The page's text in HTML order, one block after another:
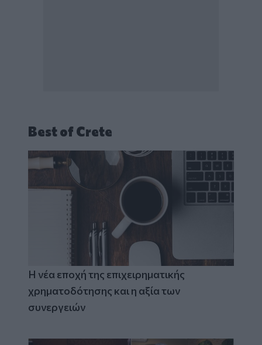
Best of Crete
Η νέα εποχή της επιχειρηματικής
χρηματοδότησης και η αξία των
συνεργειών